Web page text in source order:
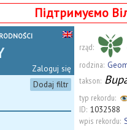
Підтримуємо
Zaloguj się
Dodaj filtr
rząd:
rodzina:
takson:
typ rekordu:
ID: 1032588
wpis rekordu: